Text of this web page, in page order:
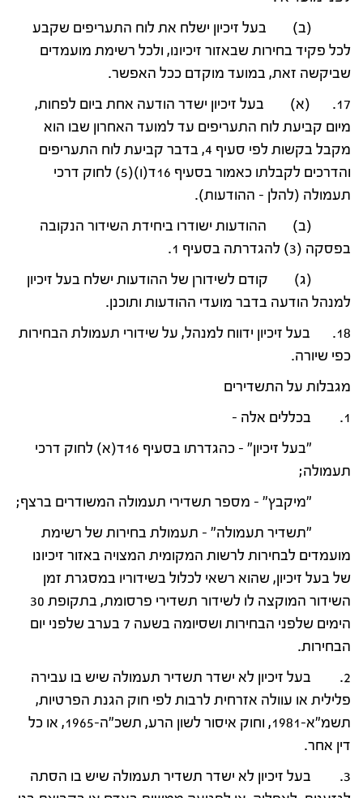
(ב) בעל זיכיון ישלח את לוח התעריפים שקבע
לכל פקיד בחירות שבאזור זיכיונו, ולכל רשימת מועמדים
שביקשה זאת, במועד מוקדם ככל האפשר.
17. (א) בעל זיכיון ישדר הודעה אחת ביום לפחות,
מיום קביעת לוח התעריפים עד למועד האחרון שבו הוא
מקבל בקשות לפי סעיף 4, בדבר קביעת לוח התעריפים
והדרכים לקבלתו כאמור בסעיף 16ד(ו)(5) לחוק דרכי
תעמולה (להלן – ההודעות).
(ב) ההודעות ישודרו ביחידת השידור הנקובה
בפסקה (3) להגדרתה בסעיף 1.
(ג) קודם לשידורן של ההודעות ישלח בעל זיכיון
למנהל הודעה בדבר מועדי ההודעות ותוכנן.
18. בעל זיכיון ידווח למנהל, על שידורי תעמולת הבחירות
כפי שיורה.
מגבלות על התשדירים
1. בכללים אלה –
"בעל זיכיון" – כהגדרתו בסעיף 16ד(א) לחוק דרכי
תעמולה;
"מיקבץ" – מספר תשדירי תעמולה המשודרים ברצף;
"תשדיר תעמולה" – תעמולת בחירות של רשימת
מועמדים לבחירות לרשות המקומית המצויה באזור זיכיונו
של בעל זיכיון, שהוא רשאי לכלול בשידוריו במסגרת זמן
השידור המוקצה לו לשידור תשדירי פרסומת, בתקופת 30
הימים שלפני הבחירות ושסיומה בשעה 7 בערב שלפני יום
הבחירות.
2. בעל זיכיון לא ישדר תשדיר תעמולה שיש בו עבירה
פלילית או עוולה אזרחית לרבות לפי חוק הגנת הפרטיות,
תשמ"א-1981, וחוק איסור לשון הרע, תשכ"ה-1965, או כל
דין אחר.
3. בעל זיכיון לא ישדר תשדיר תעמולה שיש בו הסתה